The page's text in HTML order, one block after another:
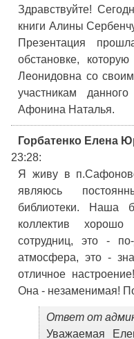
Здравствуйте!
книги Алины
Презентация
обстановке,
Леонидовна со
участникам
Афонина Наталья.
Горбатенко Елена
23:28:
Я живу в
являюсь
библиотеки. Наша
коллектив хорошо
сотрудниц, это -
атмосфера, это -
отличное
Она - незаменимая!
Ответ от
Уважаемая